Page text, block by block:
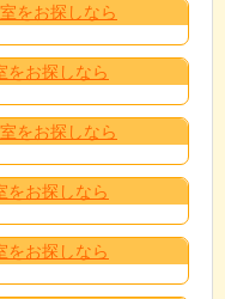
をお探しなら
をお探しなら
をお探しなら
をお探しなら
をお探しなら